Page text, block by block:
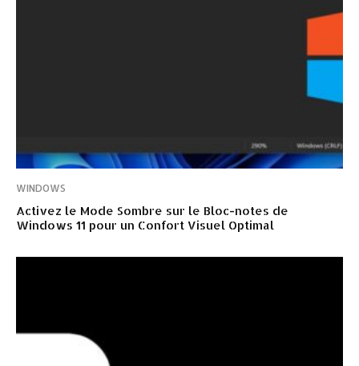
WINDOWS
Activez le Mode Sombre sur le Bloc-notes de
Windows 11 pour un Confort Visuel Optimal